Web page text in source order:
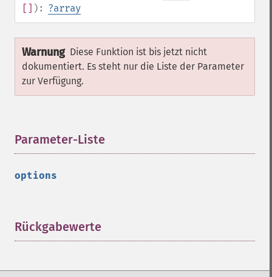
[] ): ?array
Warnung Diese Funktion ist bis jetzt nicht
dokumentiert. Es steht nur die Liste der Parameter
zur Verfügung.
Parameter-Liste
options
Rückgabewerte